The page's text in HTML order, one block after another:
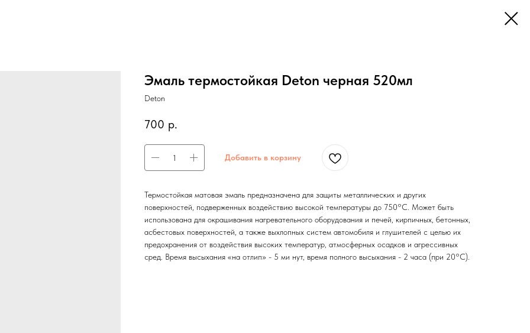
Эмаль термостойкая Deton черная 520мл
Deton
700 р.
Добавить в корзину
Термостойкая матовая эмаль предназначена для защиты металлических и других
поверхностей, подверженных воздействию высокой температуры до 750°С. Может быть
использована для окрашивания нагревательного оборудования и печей, кирпичных, бетонных,
асбестовых поверхностей, а также выхлопных систем автомобиля и глушителей с целью их
предохранения от воздействия высоких температур, атмосферных осадков и агрессивных
сред. Время высыхания «на отлип» - 5 ми нут, время полного высыхания - 2 часа (при 20°С).